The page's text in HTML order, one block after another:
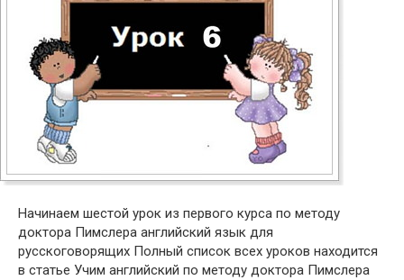
Начинаем шестой урок из первого курса по методу
доктора Пимслера английский язык для
русскоговорящих Полный список всех уроков находится
в статье Учим английский по методу доктора Пимслера